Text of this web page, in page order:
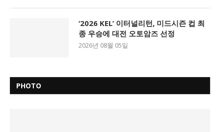
‘2026 KEL’ 이터널리턴, 미드시즌 컵 최
종 우승에 대전 오토암즈 선정
2026년 08월 05일
PHOTO